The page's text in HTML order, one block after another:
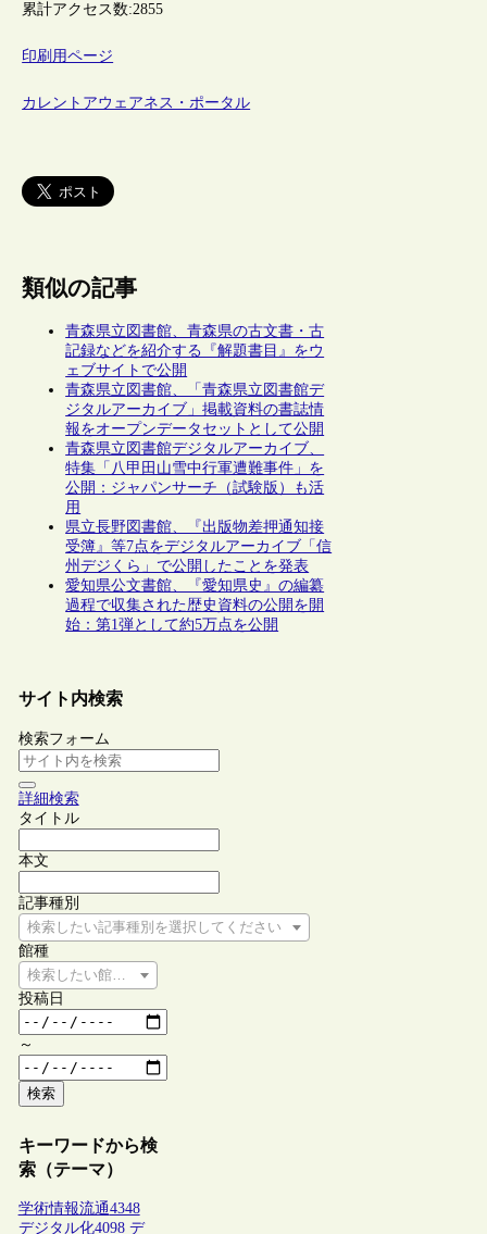
累計アクセス数:2855
印刷用ページ
カレントアウェアネス・ポータル
類似の記事
青森県立図書館、青森県の古文書・古
記録などを紹介する『解題書目』をウ
ェブサイトで公開
青森県立図書館、「青森県立図書館デ
ジタルアーカイブ」掲載資料の書誌情
報をオープンデータセットとして公開
青森県立図書館デジタルアーカイブ、
特集「八甲田山雪中行軍遭難事件」を
公開：ジャパンサーチ（試験版）も活
用
県立長野図書館、『出版物差押通知接
受簿』等7点をデジタルアーカイブ「信
州デジくら」で公開したことを発表
愛知県公文書館、『愛知県史』の編纂
過程で収集された歴史資料の公開を開
始：第1弾として約5万点を公開
サイト内検索
検索フォーム
詳細検索
タイトル
本文
記事種別
検索したい記事種別を選択してください
館種
検索したい館種を選択してください
投稿日
～
検索
キーワードから検
索（テーマ）
学術情報流通4348
デジタル化4098 デ